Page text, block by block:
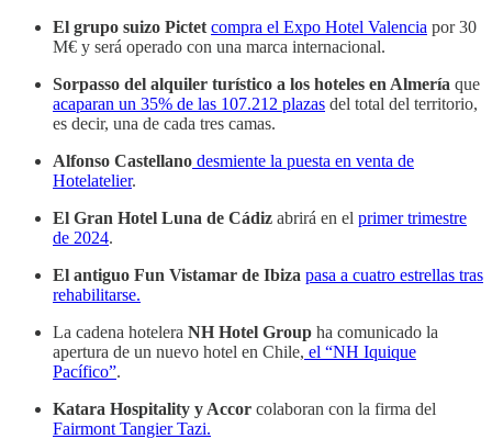
El grupo suizo Pictet compra el Expo Hotel Valencia por 30
M€ y será operado con una marca internacional.
Sorpasso del alquiler turístico a los hoteles en Almería que
acaparan un 35% de las 107.212 plazas del total del territorio,
es decir, una de cada tres camas.
Alfonso Castellano desmiente la puesta en venta de
Hotelatelier.
El Gran Hotel Luna de Cádiz abrirá en el primer trimestre
de 2024.
El antiguo Fun Vistamar de Ibiza pasa a cuatro estrellas tras
rehabilitarse.
La cadena hotelera NH Hotel Group ha comunicado la
apertura de un nuevo hotel en Chile, el “NH Iquique
Pacífico”.
Katara Hospitality y Accor colaboran con la firma del
Fairmont Tangier Tazi.